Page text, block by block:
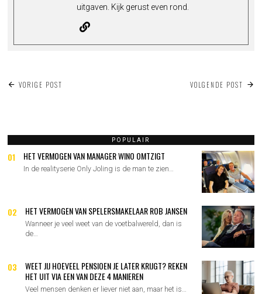
uitgaven. Kijk gerust even rond.
BERICHT
VORIGE POST VOLGENDE POST
POPULAIR
01 HET VERMOGEN VAN MANAGER WINO OMTZIGT
In de realityserie Only Joling is de man te zien…
02 HET VERMOGEN VAN SPELERSMAKELAAR ROB JANSEN
Wanneer je veel weet van de voetbalwereld, dan is
de…
03
WEET JIJ HOEVEEL PENSIOEN JE LATER KRIJGT? REKEN
HET UIT VIA EEN VAN DEZE 4 MANIEREN
Veel mensen denken er liever niet aan, maar het is…